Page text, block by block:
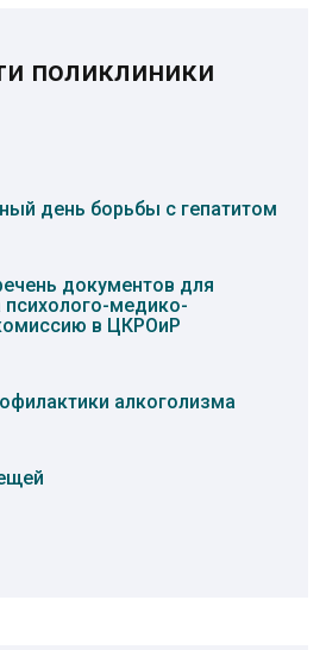
поликлиники
день борьбы с гепатитом
документов для
психолого-медико-
в ЦКРОиР
алкоголизма